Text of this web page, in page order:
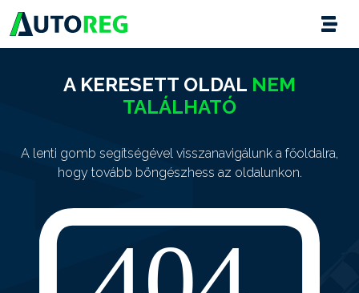
A KERESETT OLDAL NEM
TALÁLHATÓ
A lenti gomb segítségével visszanavigálunk a főoldalra,
hogy tovább böngészhess az oldalunkon.